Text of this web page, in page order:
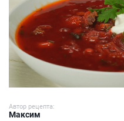
Автор рецепта:
Максим